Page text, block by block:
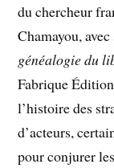
du chercheur
Chamayou,
généalogie du
Fabrique
l’histoire des
d’acteurs,
pour conjurer